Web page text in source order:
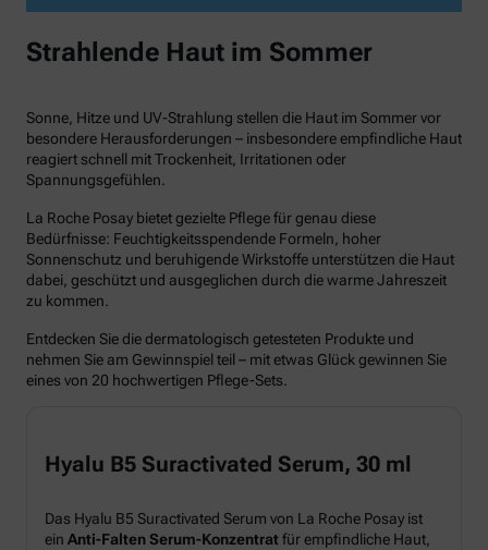
Strahlende Haut im Sommer
Sonne, Hitze und UV-Strahlung stellen die Haut im Sommer vor
besondere Herausforderungen – insbesondere empfindliche Haut
reagiert schnell mit Trockenheit, Irritationen oder
Spannungsgefühlen.
La Roche Posay bietet gezielte Pflege für genau diese
Bedürfnisse: Feuchtigkeitsspendende Formeln, hoher
Sonnenschutz und beruhigende Wirkstoffe unterstützen die Haut
dabei, geschützt und ausgeglichen durch die warme Jahreszeit
zu kommen.
Entdecken Sie die dermatologisch getesteten Produkte und
nehmen Sie am Gewinnspiel teil – mit etwas Glück gewinnen Sie
eines von 20 hochwertigen Pflege-Sets.
Hyalu B5 Suractivated Serum, 30 ml
Das Hyalu B5 Suractivated Serum von La Roche Posay ist
ein Anti-Falten Serum-Konzentratfür empfindliche Haut,